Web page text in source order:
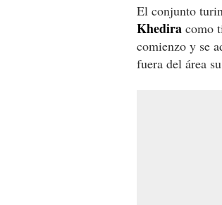
El conjunto
Khedira como
comienzo y se
fuera del área